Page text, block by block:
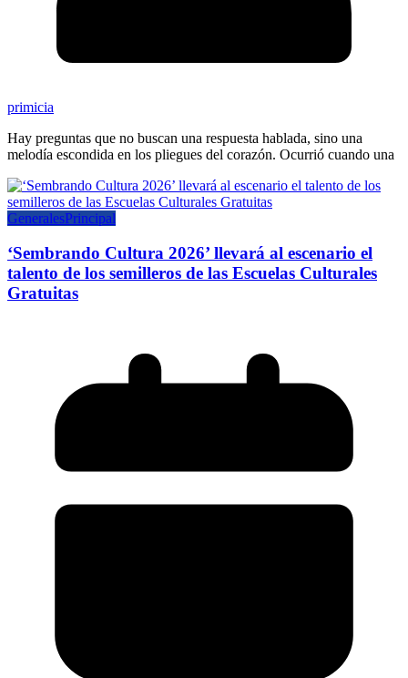
primicia
Hay preguntas que no buscan una respuesta hablada, sino una
melodía escondida en los pliegues del corazón. Ocurrió cuando una
GeneralesPrincipal
‘Sembrando Cultura 2026’ llevará al escenario el
talento de los semilleros de las Escuelas Culturales
Gratuitas